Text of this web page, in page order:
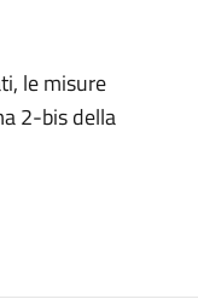
le misure
2-bis della